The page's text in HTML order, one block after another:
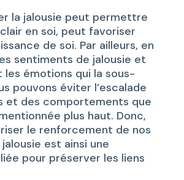
la jalousie peut permettre
en soi, peut favoriser
de soi. Par ailleurs, en
sentiments de jalousie et
les émotions qui la sous-
pouvons éviter l’escalade
et des comportements que
plus haut. Donc,
le renforcement de nos
est ainsi une
pour préserver les liens